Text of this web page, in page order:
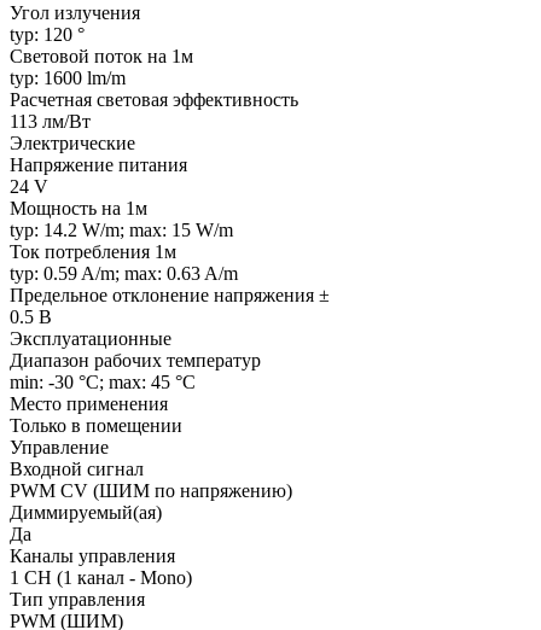
Угол излучения
typ: 120 °
Световой поток на 1м
typ: 1600 lm/m
Расчетная световая эффективность
113 лм/Вт
Электрические
Напряжение питания
24 V
Мощность на 1м
typ: 14.2 W/m; max: 15 W/m
Ток потребления 1м
typ: 0.59 A/m; max: 0.63 A/m
Предельное отклонение напряжения ±
0.5 В
Эксплуатационные
Диапазон рабочих температур
min: -30 °C; max: 45 °C
Место применения
Только в помещении
Управление
Входной сигнал
PWM СV (ШИМ по напряжению)
Диммируемый(ая)
Да
Каналы управления
1 CH (1 канал - Mono)
Тип управления
PWM (ШИМ)